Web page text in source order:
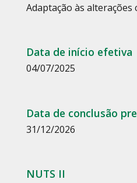
Adaptação às alterações
Data de início efetiva
04/07/2025
Data de conclusão
31/12/2026
NUTS II